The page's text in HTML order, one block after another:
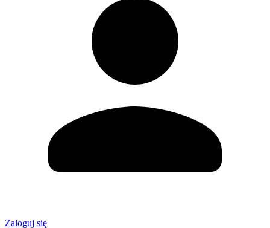
Zaloguj się